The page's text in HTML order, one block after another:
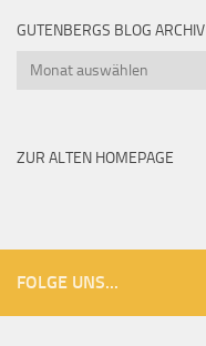
GUTENBERGS BLOG ARCHIV
Gutenbergs
ZUR ALTEN HOMEPAGE
FOLGE UNS...